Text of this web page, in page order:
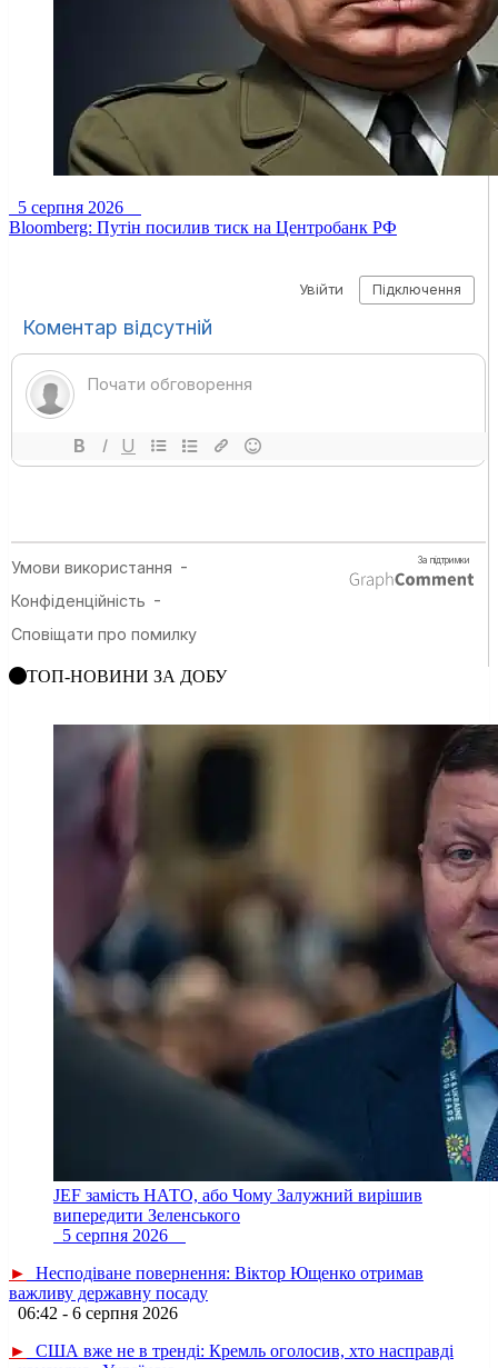
5 серпня 2026
Bloomberg: Путін посилив тиск на Центробанк РФ
ТОП-НОВИНИ ЗА ДОБУ
JEF замість НАТО, або Чому Залужний вирішив
випередити Зеленського
5 серпня 2026
►
Несподіване повернення: Віктор Ющенко отримав
важливу державну посаду
06:42 - 6 серпня 2026
►
США вже не в тренді: Кремль оголосив, хто насправді